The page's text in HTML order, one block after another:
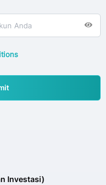
Investasi)